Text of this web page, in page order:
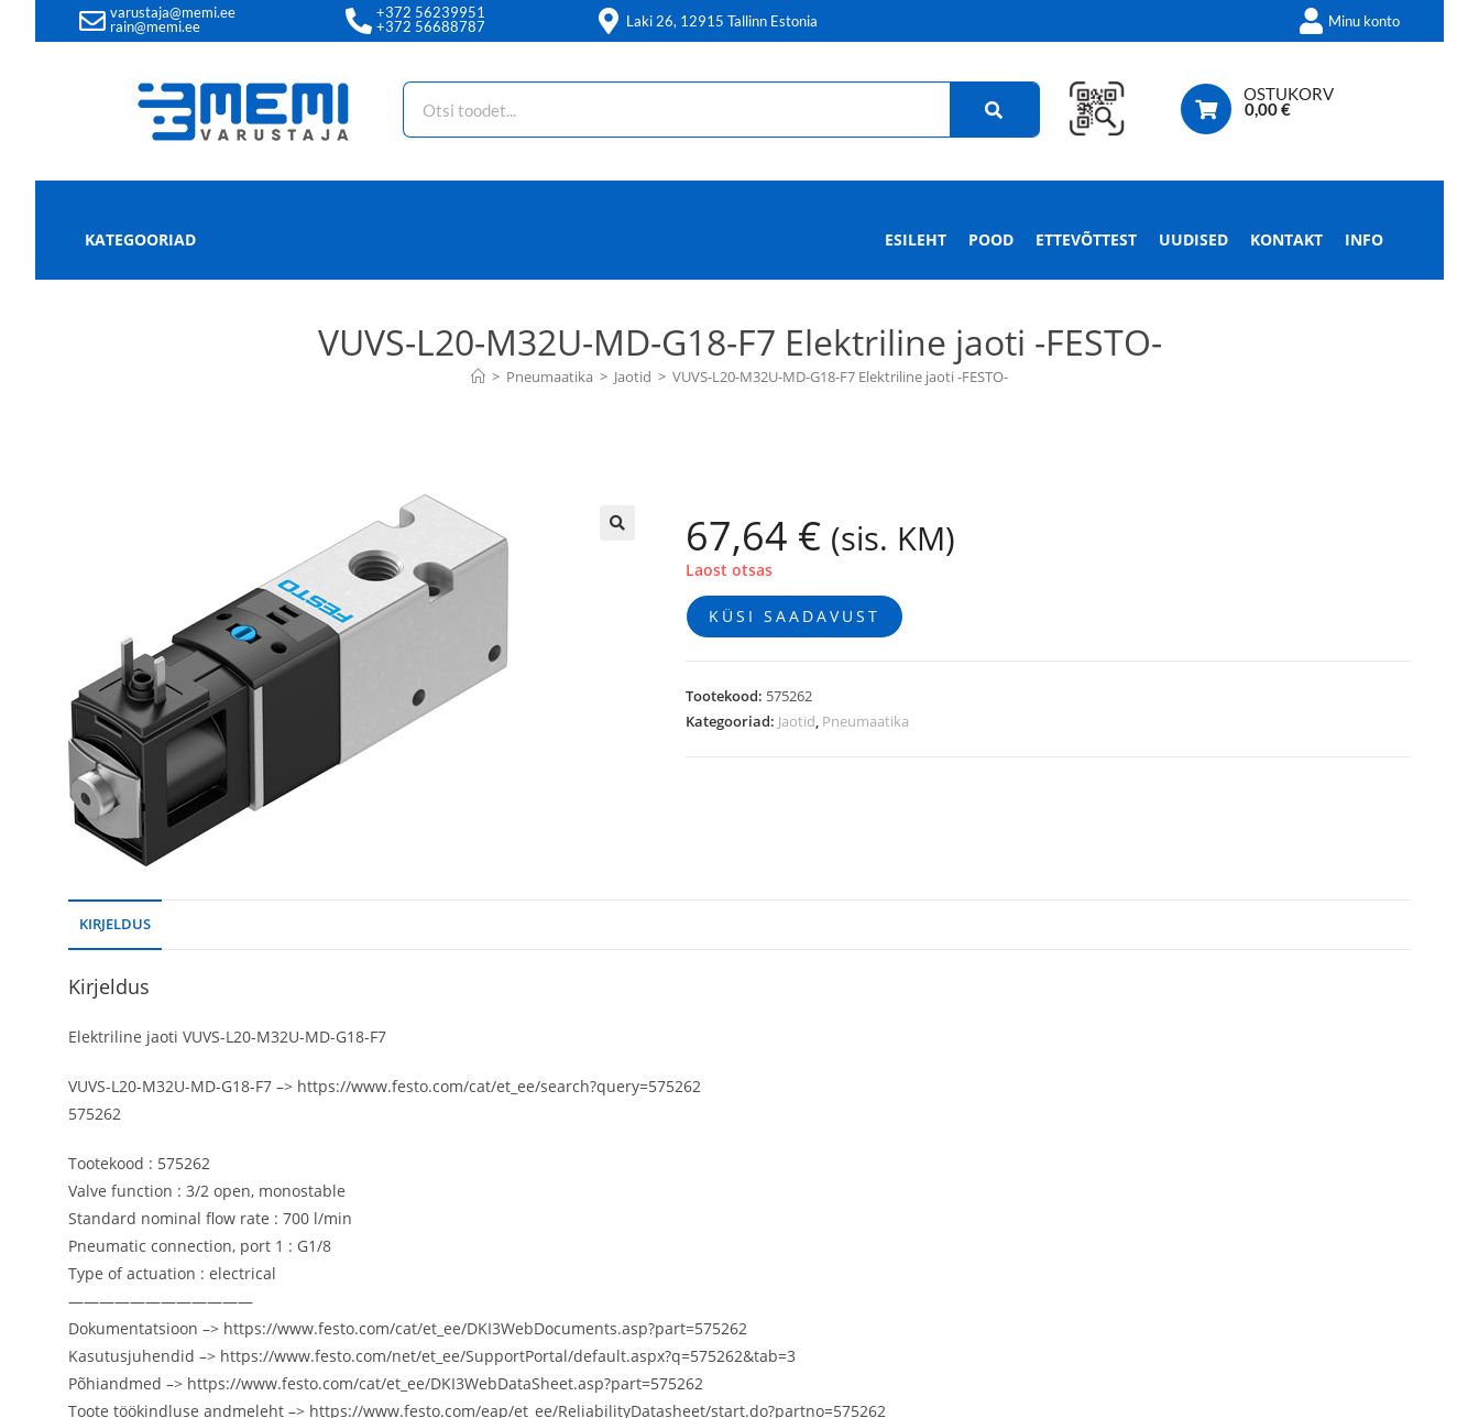
varustaja@memi.ee
rain@memi.ee
+372 56239951
+372 56688787
Laki 26, 12915 Tallinn Estonia Minu konto
OSTUKORV
0,00€
KATEGOORIAD ESILEHT POOD ETTEVÕTTEST UUDISED KONTAKT INFO
VUVS-L20-M32U-MD-G18-F7 Elektriline jaoti -FESTO-
> Pneumaatika > Jaotid > VUVS-L20-M32U-MD-G18-F7 Elektriline jaoti -FESTO-
67,64 € (sis. KM)
Laost otsas
KÜSI SAADAVUST
Tootekood: 575262
Kategooriad: Jaotid, Pneumaatika
KIRJELDUS
Kirjeldus
Elektriline jaoti VUVS-L20-M32U-MD-G18-F7
VUVS-L20-M32U-MD-G18-F7 –> https://www.festo.com/cat/et_ee/search?query=575262
575262
Tootekood : 575262
Valve function : 3/2 open, monostable
Standard nominal flow rate : 700 l/min
Pneumatic connection, port 1 : G1/8
Type of actuation : electrical
————————————
Dokumentatsioon –> https://www.festo.com/cat/et_ee/DKI3WebDocuments.asp?part=575262
Kasutusjuhendid –> https://www.festo.com/net/et_ee/SupportPortal/default.aspx?q=575262&tab=3
Põhiandmed –> https://www.festo.com/cat/et_ee/DKI3WebDataSheet.asp?part=575262
Toote töökindluse andmeleht –> https://www.festo.com/eap/et_ee/ReliabilityDatasheet/start.do?partno=575262